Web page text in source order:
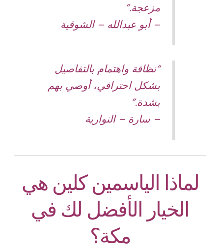
مزعجة.”
–أبو عبدالله – الشوقية
“نظافة واهتمام بالتفاصيل
بشكل احترافي، أوصي بهم
بشدة.”
–سارة – النوارية
لماذا الياسمين كلين هي
الخيار الأفضل لك في
مكة؟